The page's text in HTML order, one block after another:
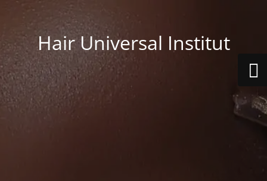
Hair Universal Institut